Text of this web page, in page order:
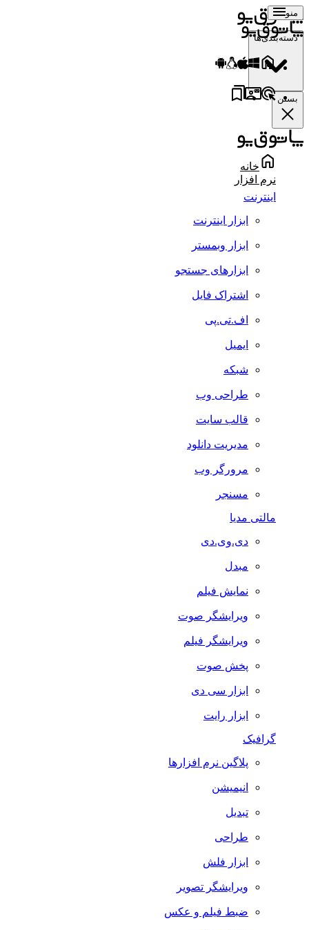
منو
دسته‌بندی‌ها
بستن
خانه
نرم افزار
اینترنت
ابزار اینترنت
ابزار وبمستر
ابزارهای جستجو
اشتراک فایل
اف.تی.پی
ایمیل
شبکه
طراحی وب
قالب سایت
مدیریت دانلود
مرورگر وب
مسنجر
مالتی مدیا
دی.وی.دی
مبدل
نمایش فیلم
ویرایشگر صوت
ویرایشگر فیلم
پخش صوت
ابزار سی دی
ابزار رایت
گرافیک
پلاگین نرم افزارها
انیمیشن
تبدیل
طراحی
ابزار فلش
ویرایشگر تصویر
ضبط فيلم و عكس